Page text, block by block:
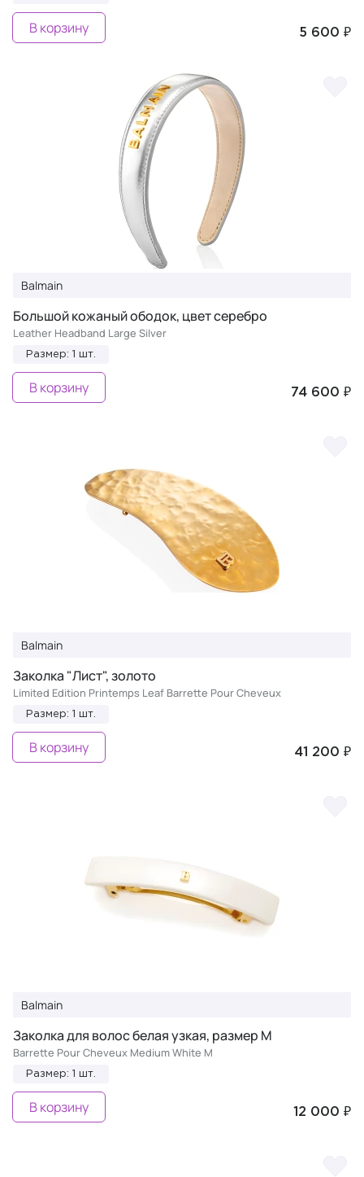
5 600 ₽
В корзину
Balmain
Большой кожаный ободок, цвет серебро
Leather Headband Large Silver
Размер: 1 шт.
74 600 ₽
В корзину
Balmain
Заколка "Лист", золото
Limited Edition Printemps Leaf Barrette Pour Cheveux
Размер: 1 шт.
41 200 ₽
В корзину
Balmain
Заколка для волос белая узкая, размер М
Barrette Pour Cheveux Medium White M
Размер: 1 шт.
12 000 ₽
В корзину